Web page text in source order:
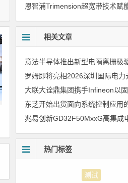
相关文章
热门标签